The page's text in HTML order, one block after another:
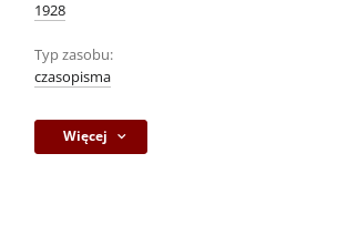
1928
Typ zasobu:
czasopisma
Więcej